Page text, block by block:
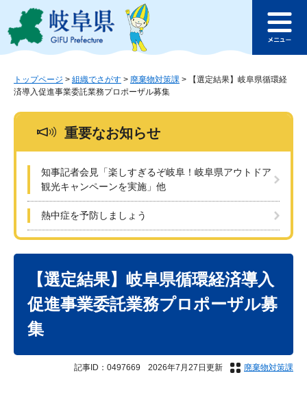
ジ
ュ
このページの本文へ
ュ
トップページ > 組織でさがす > 廃棄物対策課 >
【選定結果】岐阜県循環経
済導入促進事業委託業務プロポーザル募集
重要なお知らせ
知事記者会見「楽しすぎるぞ岐阜！岐阜県アウトドア
観光キャンペーンを実施」他
熱中症を予防しましょう
【選定結果】岐阜県循環経済導入
促進事業委託業務プロポーザル募
集
記事ID：0497669 2026年7月27日更新 廃棄物対策課